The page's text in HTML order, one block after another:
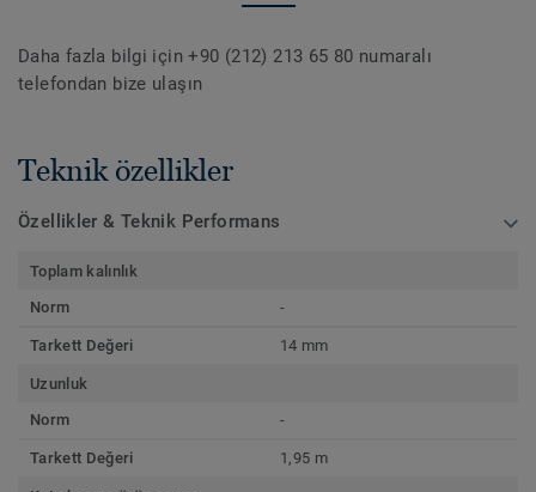
Daha fazla bilgi için +90 (212) 213 65 80 numaralı
telefondan bize ulaşın
Teknik özellikler
Özellikler & Teknik Performans
Toplam kalınlık
Norm
-
Tarkett Değeri 14 mm
Uzunluk
Norm
-
Tarkett Değeri 1,95 m